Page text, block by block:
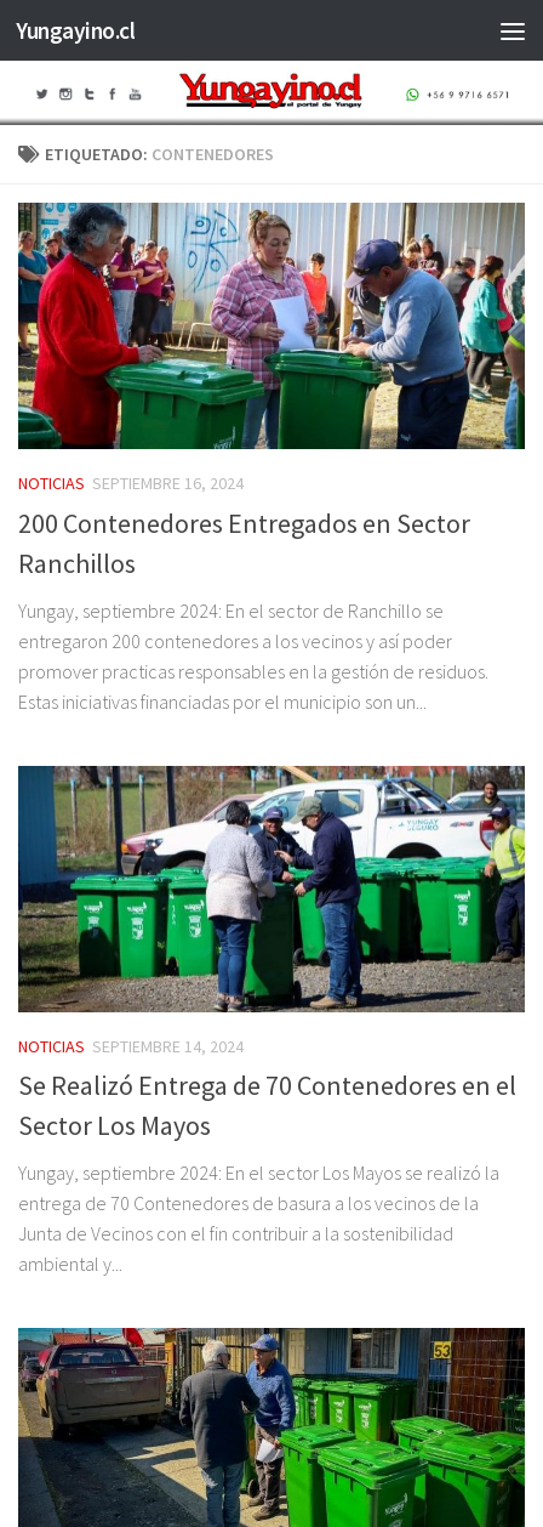
Saltar al contenido
Yungayino.cl
ETIQUETADO: CONTENEDORES
NOTICIAS SEPTIEMBRE 16, 2024
200 Contenedores Entregados en Sector
Ranchillos
Yungay, septiembre 2024: En el sector de Ranchillo se
entregaron 200 contenedores a los vecinos y así poder
promover practicas responsables en la gestión de residuos.
Estas iniciativas financiadas por el municipio son un...
NOTICIAS SEPTIEMBRE 14, 2024
Se Realizó Entrega de 70 Contenedores en el
Sector Los Mayos
Yungay, septiembre 2024: En el sector Los Mayos se realizó la
entrega de 70 Contenedores de basura a los vecinos de la
Junta de Vecinos con el fin contribuir a la sostenibilidad
ambiental y...